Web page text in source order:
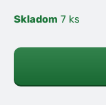
Skladom 7 ks